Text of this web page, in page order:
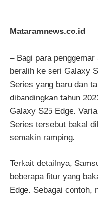
Mataramnews.co.id
– Bagi para
beralih ke seri Galaxy
Series yang baru dan
dibandingkan tahun
Galaxy S25 Edge.
Series tersebut bakal
semakin ramping.
Terkait detailnya,
beberapa fitur yang
Edge. Sebagai contoh,